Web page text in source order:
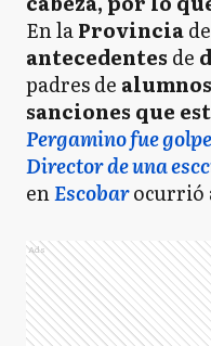
En laProvincia
antecedentes de
padres de alumnos
sanciones que
Pergamino fue
Director de una
enEscobarocurrió
Ads